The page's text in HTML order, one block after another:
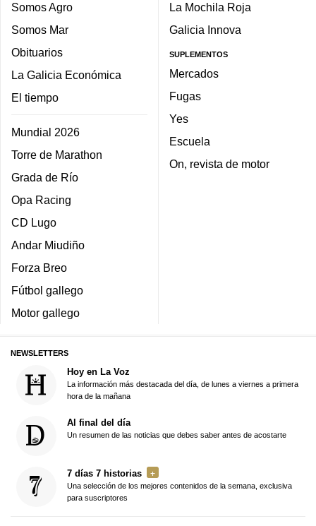
Somos Agro
Somos Mar
Obituarios
La Galicia Económica
El tiempo
Mundial 2026
Torre de Marathon
Grada de Río
Opa Racing
CD Lugo
Andar Miudiño
Forza Breo
Fútbol gallego
Motor gallego
La Mochila Roja
Galicia Innova
SUPLEMENTOS
Mercados
Fugas
Yes
Escuela
On, revista de motor
NEWSLETTERS
Hoy en La Voz
La información más destacada del día, de lunes a viernes a primera
hora de la mañana
Al final del día
Un resumen de las noticias que debes saber antes de acostarte
7 días 7 historias
Una selección de los mejores contenidos de la semana, exclusiva
para suscriptores